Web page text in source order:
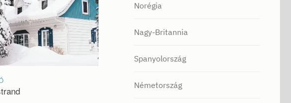
Norégia
Nagy-Britannia
Spanyolország
Németország